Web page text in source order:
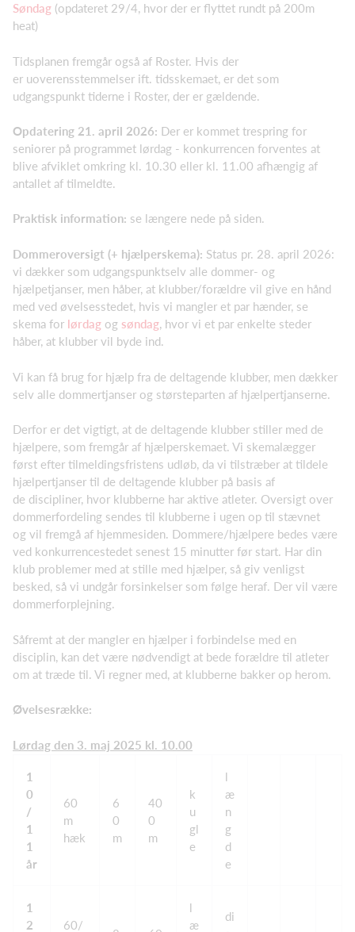
Søndag (opdateret 29/4, hvor der er flyttet rundt på 200m
heat)
Tidsplanen fremgår også af Roster. Hvis der
er uoverensstemmelser ift. tidsskemaet, er det som
udgangspunkt tiderne i Roster, der er gældende.
Opdatering 21. april 2026: Der er kommet trespring for
seniorer på programmet lørdag - konkurrencen forventes at
blive afviklet omkring kl. 10.30 eller kl. 11.00 afhængig af
antallet af tilmeldte.
Praktisk information: se længere nede på siden.
Dommeroversigt (+ hjælperskema): Status pr. 28. april 2026:
vi dækker som udgangspunktselv alle dommer- og
hjælpetjanser, men håber, at klubber/forældre vil give en hånd
med ved øvelsesstedet, hvis vi mangler et par hænder, se
skema for lørdag og søndag, hvor vi et par enkelte steder
håber, at klubber vil byde ind.
Vi kan få brug for hjælp fra de deltagende klubber, men dækker
selv alle dommertjanser og størsteparten af hjælpertjanserne.
Derfor er det vigtigt, at de deltagende klubber stiller med de
hjælpere, som fremgår af hjælperskemaet. Vi skemalægger
først efter tilmeldingsfristens udløb, da vi tilstræber at tildele
hjælpertjanser til de deltagende klubber på basis af
de discipliner, hvor klubberne har aktive atleter. Oversigt over
dommerfordeling sendes til klubberne i ugen op til stævnet
og vil fremgå af hjemmesiden. Dommere/hjælpere bedes være
ved konkurrencestedet senest 15 minutter før start. Har din
klub problemer med at stille med hjælper, så giv venligst
besked, så vi undgår forsinkelser som følge heraf. Der vil være
dommerforplejning.
Såfremt at der mangler en hjælper i forbindelse med en
disciplin, kan det være nødvendigt at bede forældre til atleter
om at træde til. Vi regner med, at klubberne bakker op herom.
Øvelsesrække:
Lørdag den 3. maj 2025 kl. 10.00
1
0
/
1
1
år
60
m
hæk
6
0
m
40
0
m
k
u
gl
e
l
æ
n
g
d
e
1
2
60/
l
æ
di